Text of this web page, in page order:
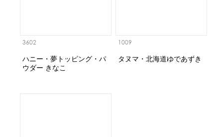
3602
ハニー・夢トッピング・パ
ウダー きなこ
1009
タヌマ・北海道ゆであずき